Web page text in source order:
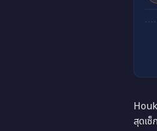
สุดเ